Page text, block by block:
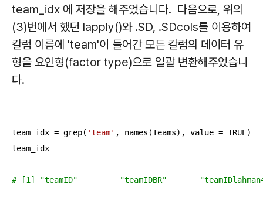
team_idx 에 저장을 해주었습니다. 다음으로, 위의
(3)번에서 했던 lapply()와 .SD, .SDcols를 이용하여
칼럼 이름에 'team'이 들어간 모든 칼럼의 데이터 유
형을 요인형(factor type)으로 일괄 변환해주었습니
다.
team_idx = grep( 'team' , names(Teams), value = TRUE)
team_idx
# [1] "teamID"         "teamIDBR"